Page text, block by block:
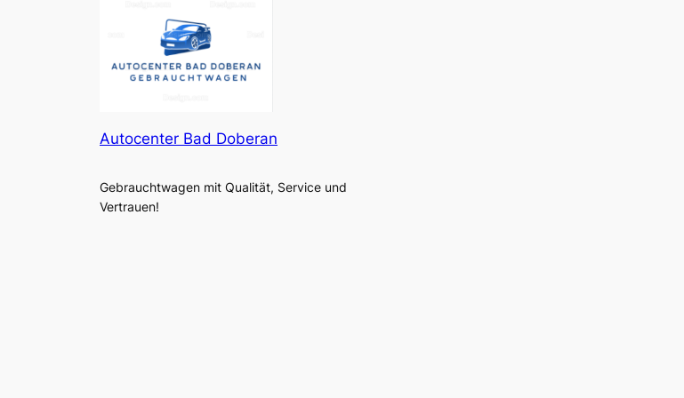
Autocenter Bad Doberan
Gebrauchtwagen mit Qualität, Service und
Vertrauen!